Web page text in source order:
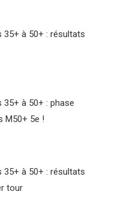
35+ à 50+ : résultats
à 50+ : phase
M50+ 5e !
35+ à 50+ : résultats
tour